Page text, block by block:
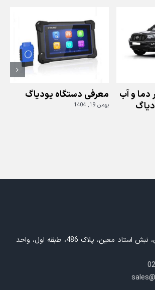
و آب
دیاگ
معرفی دستگاه یودیاگ
بهمن 19, 1404
تهران، خیابان آزادی، نبش استاد معین، پلاک 486، طبقه اول، واحد